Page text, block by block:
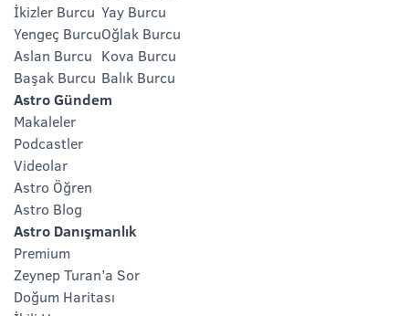
İkizler Burcu
Yengeç Burcu
Aslan Burcu
Başak Burcu
Yay Burcu
Oğlak Burcu
Kova Burcu
Balık Burcu
Astro Gündem
Makaleler
Podcastler
Videolar
Astro Öğren
Astro Blog
Astro Danışmanlık
Premium
Zeynep Turan’a Sor
Doğum Haritası